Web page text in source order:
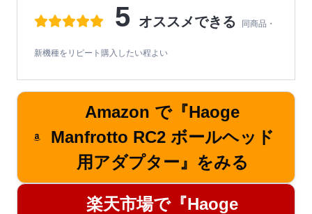
5 オススメできる 同商品・
新機種をリピート購入したい程よい
Amazon で『Haoge
Manfrotto RC2 ボールヘッド
用アダプター』をみる
楽天市場で『Haoge